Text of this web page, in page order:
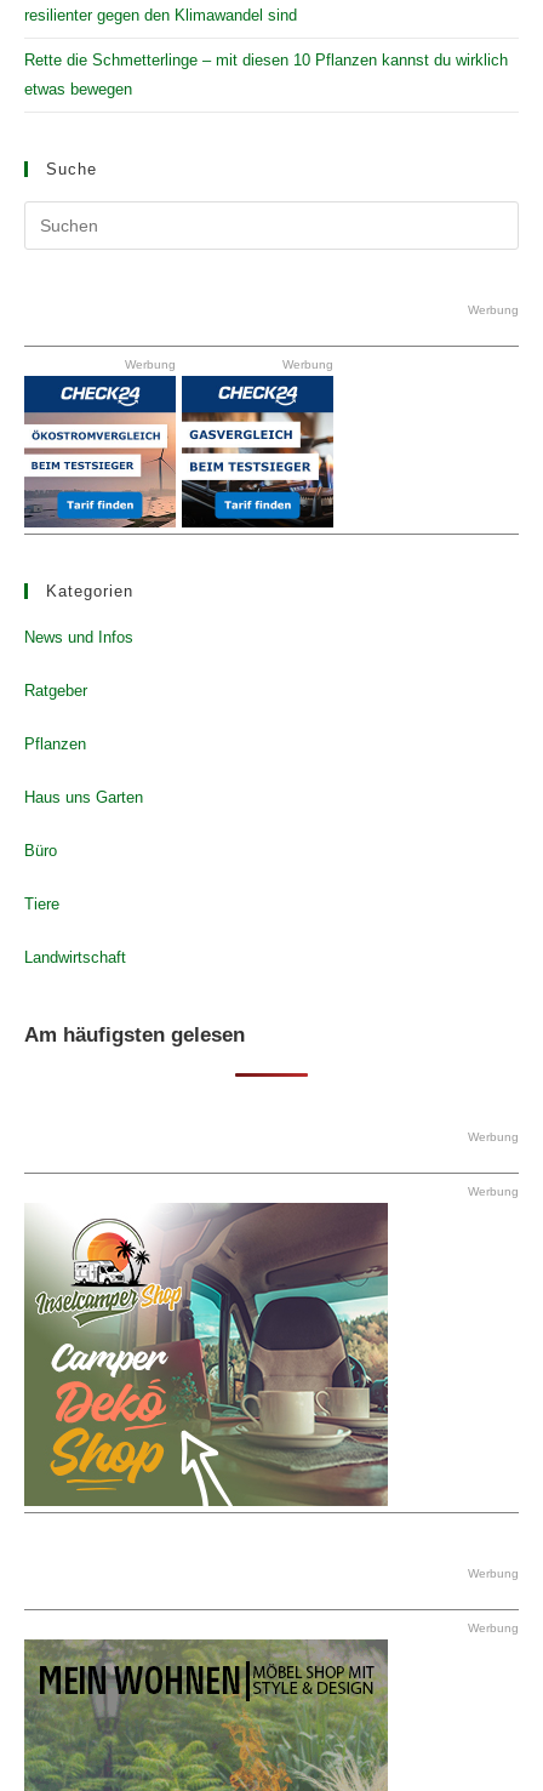
resilienter gegen den Klimawandel sind
Rette die Schmetterlinge – mit diesen 10 Pflanzen kannst du wirklich
etwas bewegen
Suche
the
Werbung
Werbung Werbung
Kategorien
News und Infos
Ratgeber
Pflanzen
Haus uns Garten
Büro
Tiere
Landwirtschaft
Am häufigsten gelesen
Werbung
Werbung
Werbung
Werbung